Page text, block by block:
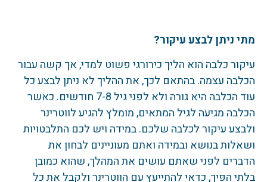
מתי ניתן לבצע עיקור?
עיקור כלבה הוא הליך כירורגי פשוט למדי, אך קשה עבור
הכלבה עצמה. בהתאם לכך, את ההליך לא ניתן לבצע כל
עוד הכלבה היא גורה ולא לפני גיל 7-8 חודשים. כאשר
הכלבה מגיעה לגיל המתאים, מומלץ להגיע לווטרינר
ולבצע עיקור לכלבה שלכם. במידה ויש לכם התלבטויות
ושאלות בנושא ובמידה ואתם מעוניינים לבחון את
הדברים לפני שאתם עושים את המהלך, שהוא כמובן
בלתי הפיך, כדאי להתייעץ עם הווטרינר ולקבל את כל